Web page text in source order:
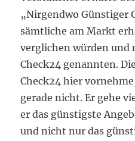
„Nirgendwo Günstiger
sämtliche am Markt
verglichen würden und
Check24 genannten.
Check24 hier
gerade nicht. Er gehe
er das günstigste
und nicht nur das